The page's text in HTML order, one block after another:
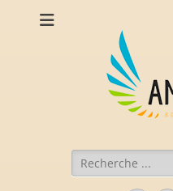
De nouvelles
Rechercher :